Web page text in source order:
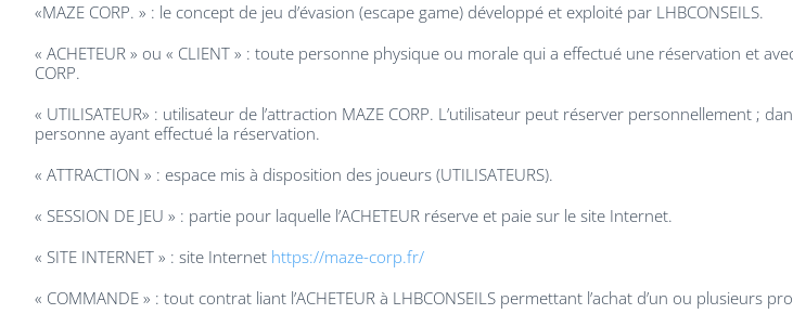
«MAZE CORP. » : le concept de jeu d’évasion (escape game) développé et exploité par LHBCONSEILS.
« ACHETEUR » ou « CLIENT » : toute personne physique ou morale qui a effectué une réservation et
CORP.
« UTILISATEUR» : utilisateur de l’attraction MAZE CORP. L’utilisateur peut réserver personnellement ;
personne ayant effectué la réservation.
« ATTRACTION » : espace mis à disposition des joueurs (UTILISATEURS).
« SESSION DE JEU » : partie pour laquelle l’ACHETEUR réserve et paie sur le site Internet.
« SITE INTERNET » : site Internet https://maze-corp.fr/
« COMMANDE » : tout contrat liant l’ACHETEUR à LHBCONSEILS permettant l’achat d’un ou plusieurs